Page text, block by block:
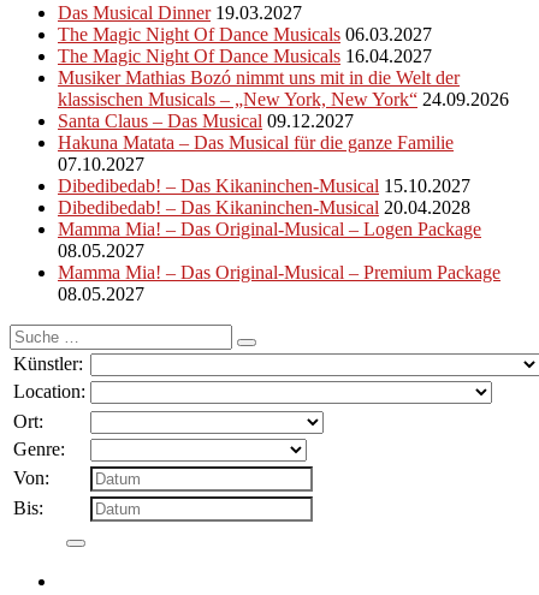
Das Musical Dinner 19.03.2027
The Magic Night Of Dance Musicals 06.03.2027
The Magic Night Of Dance Musicals 16.04.2027
Musiker Mathias Bozó nimmt uns mit in die Welt der
klassischen Musicals – „New York, New York“ 24.09.2026
Santa Claus – Das Musical 09.12.2027
Hakuna Matata – Das Musical für die ganze Familie
07.10.2027
Dibedibedab! – Das Kikaninchen-Musical 15.10.2027
Dibedibedab! – Das Kikaninchen-Musical 20.04.2028
Mamma Mia! – Das Original-Musical – Logen Package
08.05.2027
Mamma Mia! – Das Original-Musical – Premium Package
08.05.2027
Suche
nach:
Künstler:
Location:
Ort:
Genre:
Von:
Bis: